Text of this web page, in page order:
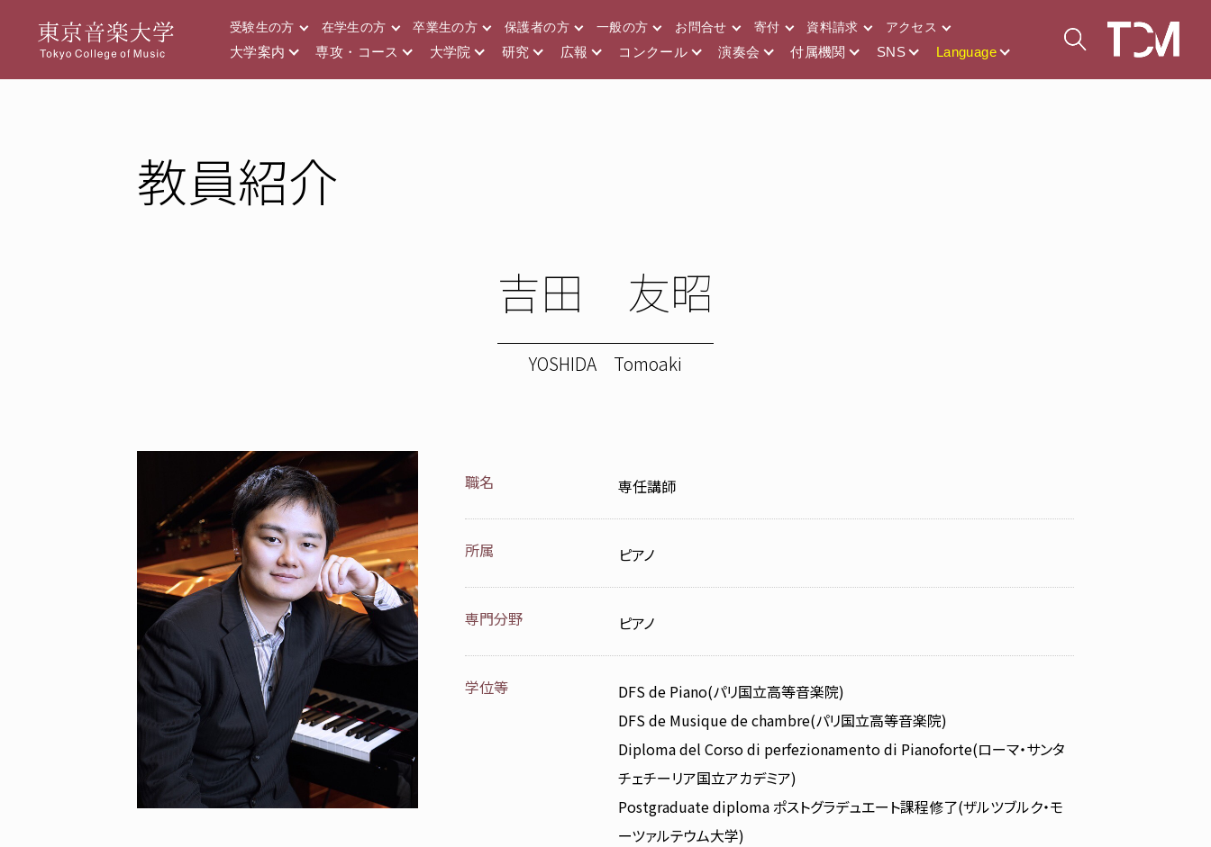
受験生の方 在学生の方 卒業生の方 保護者の方 一般の方 お問合せ 寄付 資料請求 アクセス
大学案内 専攻・コース 大学院 研究 広報 コンクール 演奏会 付属機関 SNS Language
教員紹介
吉田 友昭
YOSHIDA Tomoaki
職名 専任講師
所属 ピアノ
専門分野 ピアノ
学位等
DFS de Piano(パリ国立高等音楽院)
DFS de Musique de chambre(パリ国立高等音楽院)
Diploma del Corso di perfezionamento di Pianoforte(ローマ・サンタ
チェチーリア国立アカデミア)
Postgraduate diploma ポストグラデュエート課程修了(ザルツブルク・モ
ーツァルテウム大学)